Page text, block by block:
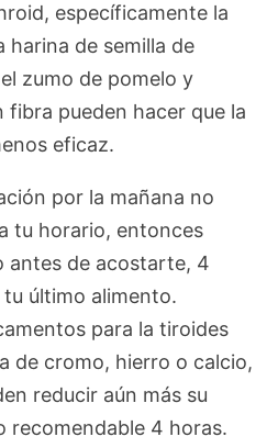
específicamente la
harina de semilla de
zumo de pomelo y
fibra pueden hacer que la
eficaz.
por la mañana no
tu horario, entonces
antes de acostarte, 4
último alimento.
para la tiroides
de cromo, hierro o calcio,
reducir aún más su
recomendable 4 horas.